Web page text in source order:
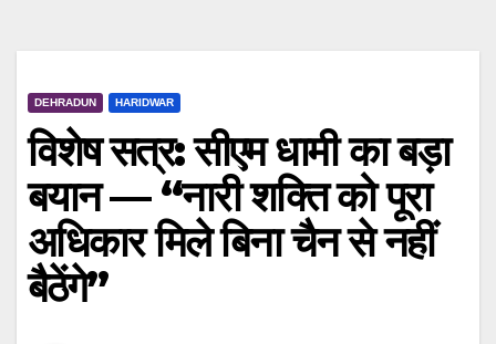
DEHRADUN HARIDWAR
विशेष सत्र: सीएम धामी का बड़ा
बयान — “नारी शक्ति को पूरा
अधिकार मिले बिना चैन से नहीं
बैठेंगे”